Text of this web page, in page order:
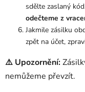
sdělte zaslaný
odečteme z
Jakmile zásilku
zpět na účet,
⚠️ Upozornění:
nemůžeme převzít.